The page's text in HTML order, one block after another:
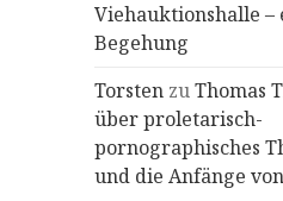
Viehauktionshalle –
Begehung
Torsten zuThomas
über proletarisch-
pornographisches
und die Anfänge